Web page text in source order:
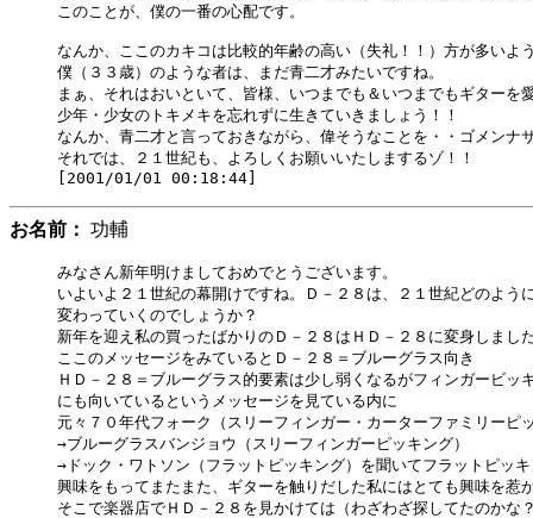
このことが、僕の一番の心配です。
なんか、ここのカキコは比較的年齢の高い（失礼！！）方が多いよ
僕（３３歳）のような者は、まだ青二才みたいですね。
まぁ、それはおいといて、皆様、いつまでも＆いつまでもギターを
少年・少女のトキメキを忘れずに生きていきましょう！！
なんか、青二才と言っておきながら、偉そうなことを・・ゴメンナ
それでは、２１世紀も、よろしくお願いいたしまするゾ！！
お名前： 功輔
みなさん新年明けましておめでとうございます。
いよいよ２１世紀の幕開けですね。Ｄ－２８は、２１世紀どのよう
変わっていくのでしょうか？
新年を迎え私の買ったばかりのＤ－２８はＨＤ－２８に変身しまし
ここのメッセージをみているとＤ－２８＝ブルーグラス向き
ＨＤ－２８＝ブルーグラス的要素は少し弱くなるがフィンガービッ
にも向いているというメッセージを見ている内に
元々７０年代フォーク（スリーフィンガー・カーターファミリーピ
→ブルーグラスバンジョウ（スリーフィンガーピッキング）
→ドック・ワトソン（フラットピッキング）を聞いてフラットピッ
興味をもってまたまた、ギターを触りだした私にはとても興味を惹
そこで楽器店でＨＤ－２８を見かけては（わざわざ探してたのかな